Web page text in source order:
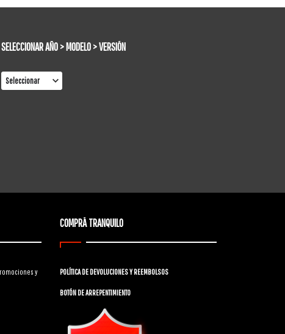
SELECCIONAR AÑO > MODELO > VERSIÓN
y
COMPRÁ TRANQUILO
POLÍTICA DE DEVOLUCIONES Y REEMBOLSOS
BOTÓN DE ARREPENTIMIENTO